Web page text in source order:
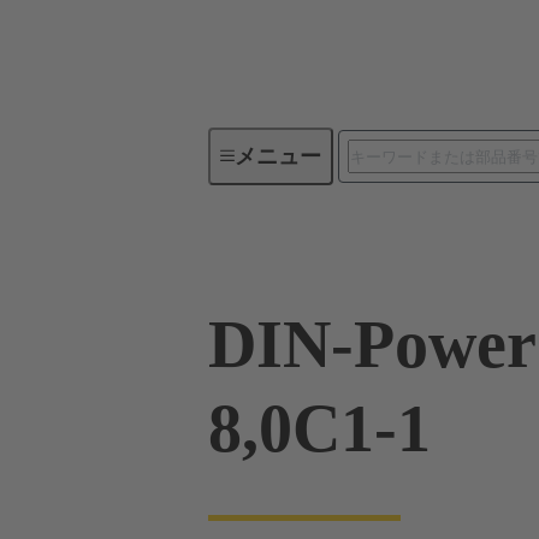
メニュー製品シリーズ
DIN-
8,0C1-1